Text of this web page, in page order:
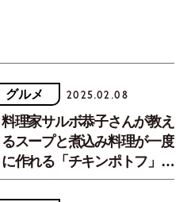
グルメ 2025.02.08
料理家サルボ恭子さんが教え
るスープと煮込み料理が一度
に作れる「チキンポトフ」の
作り方【アンコール記事】